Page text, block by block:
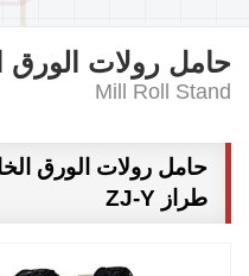
حامل رولات الورق
Mill Roll Stand
حامل رولات الورق
طراز ZJ-Y